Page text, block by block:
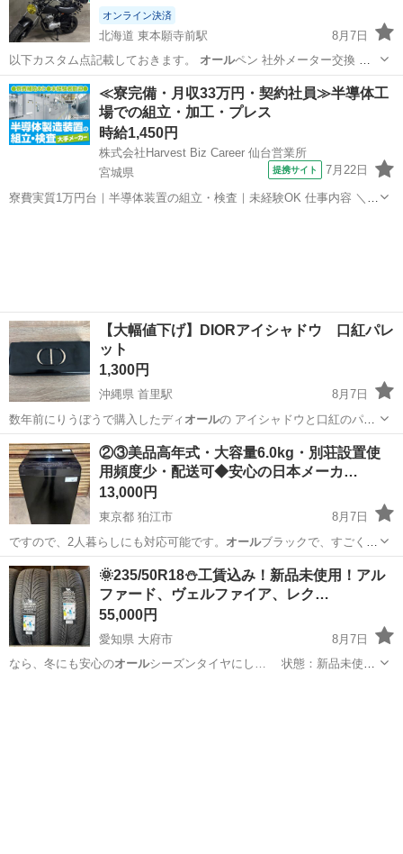
オンライン決済
北海道 東本願寺前駅
8月7日
以下カスタム点記載しておきます。 オールペン 社外メーター交換 社
外ヘッドライ…
北海道 札幌市 東本願寺前駅 ホンダ HONDA
≪寮完備・月収33万円・契約社員≫半導体工
場での組立・加工・プレス
時給1,450円
株式会社Harvest Biz Career 仙台営業所
宮城県
提携サイト 7月22日
寮費実質1万円台｜半導体装置の組立・検査｜未経験OK 仕事内容 ＼半
【大幅値下げ】DIORアイシャドウ 口紅パレ
ット
1,300円
沖縄県 首里駅
8月7日
数年前にりうぼうで購入したディ オールの アイシャドウと口紅のパレ
ットです。…
沖縄 島尻郡 首里駅 コスメ/ヘルスケア DIOR
②③美品高年式・大容量6.0kg・別荘設置使
用頻度少・配送可◆安心の日本メーカ…
13,000円
東京都 狛江市
8月7日
ですので、2人暮らしにも対応可能です。 オールブラックで、すごくス
タイリッシュです。…
東京 狛江市 別荘
🌞235/50R18⛄工賃込み！新品未使用！アル
ファード、ヴェルファイア、レク…
55,000円
愛知県 大府市
8月7日
なら、冬にも安心のオールシーズンタイヤにし… 状態：新品未使用